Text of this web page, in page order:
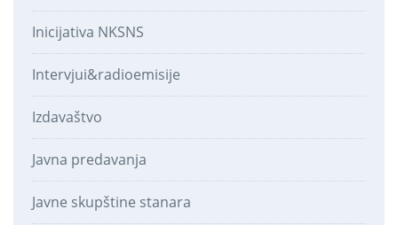
Inicijativa NKSNS
Intervjui&radioemisije
Izdavaštvo
Javna predavanja
Javne skupštine stanara